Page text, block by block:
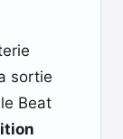
sortie
Beat